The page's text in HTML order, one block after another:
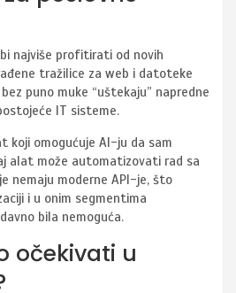
najviše profitirati od novih
tražilice za web i datoteke
puno muke “uštekaju” napredne
IT sisteme.
koji omogućuje AI-ju da sam
alat može automatizovati rad sa
nemaju moderne API-je, što
i u onim segmentima
bila nemoguća.
očekivati u